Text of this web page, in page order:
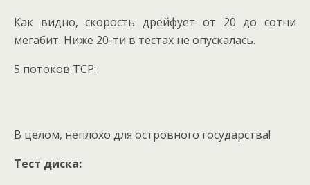
Как видно, скорость дрейфует от 20 до сотни
мегабит. Ниже 20-ти в тестах не опускалась.
5 потоков TCP:
В целом, неплохо для островного государства!
Тест диска: